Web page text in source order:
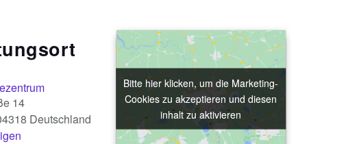
14
Deutschland
Bitte hier klicken, um die Marketing-
Cookies zu akzeptieren und diesen
inhalt zu aktivieren
Bitte hier klicken, um die Marketing-
Cookies zu akzeptieren und diesen
inhalt zu aktivieren